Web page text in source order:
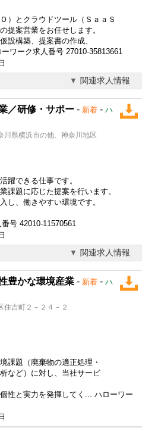
）とクラウドツール（ＳａａＳ
提案営業をお任せします。
設構築、提案書の作成、
ワーク求人番号 27010-35813661
関連求人情報
／研修・サポー - 新着 - ハ
県横浜市の他、神奈川地区
躍できる仕事です。
課題に応じた提案を行います。
し、働きやすい環境です。
号 42010-11570561
関連求人情報
豊かな環境産業 - 新着 - ハ
住吉町２－２４－２
課題（廃棄物の適正処理・
など）に対し、当社サービ
性と実力を発揮してく... ハローワー